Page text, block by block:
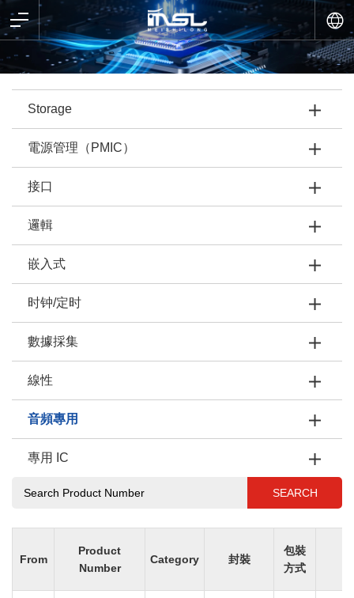
Storage
電源管理（PMIC）
接口
邏輯
嵌入式
时钟/定时
數據採集
線性
音頻專用
專用 IC
SEARCH
From
Product
Number
Category 封裝
包裝
方式